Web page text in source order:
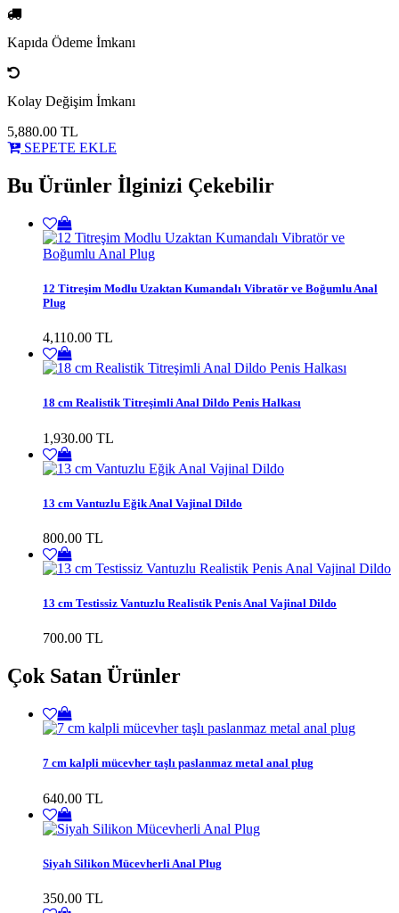
Kapıda Ödeme İmkanı
Kolay Değişim İmkanı
5,880.00 TL
SEPETE EKLE
Bu Ürünler İlginizi Çekebilir
12 Titreşim Modlu Uzaktan Kumandalı Vibratör ve Boğumlu Anal
Plug
4,110.00 TL
18 cm Realistik Titreşimli Anal Dildo Penis Halkası
1,930.00 TL
13 cm Vantuzlu Eğik Anal Vajinal Dildo
800.00 TL
13 cm Testissiz Vantuzlu Realistik Penis Anal Vajinal Dildo
700.00 TL
Çok Satan Ürünler
7 cm kalpli mücevher taşlı paslanmaz metal anal plug
640.00 TL
Siyah Silikon Mücevherli Anal Plug
350.00 TL